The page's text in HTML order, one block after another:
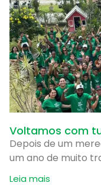
Voltamos com
Depois de um
um ano de muito
AVPLAS!
Leia mais